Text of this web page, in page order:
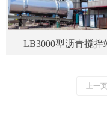
LB3000型沥青搅拌
上一页